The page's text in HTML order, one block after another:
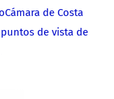
de Costa
de vista de